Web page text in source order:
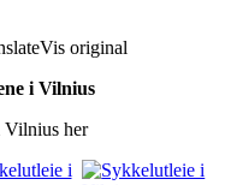
Vis original
i Vilnius
Vilnius her